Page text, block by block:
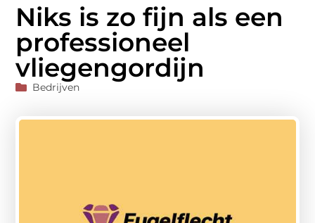
Niks is zo fijn als een
professioneel
vliegengordijn
Bedrijven